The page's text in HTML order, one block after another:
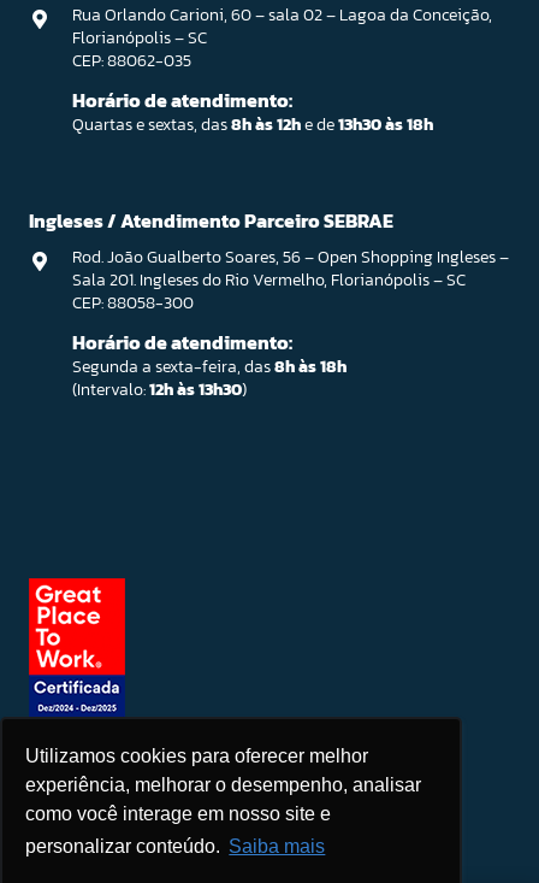
Utilizamos cookies para oferecer melhor
experiência, melhorar o desempenho, analisar
como você interage em nosso site e
personalizar conteúdo. Saiba mais
Rua Orlando Carioni, 60 – sala 02 – Lagoa da Conceição,
Florianópolis – SC
CEP: 88062-035
Horário de atendimento:
Quartas e sextas, das8h às 12he de13h30 às 18h
Ingleses / Atendimento Parceiro SEBRAE
Rod. João Gualberto Soares, 56 – Open Shopping Ingleses –
Sala 201. Ingleses do Rio Vermelho, Florianópolis – SC
CEP: 88058-300
Horário de atendimento:
Segunda a sexta-feira, das8h às 18h
(Intervalo:12h às 13h30)
Seja um patrocinador